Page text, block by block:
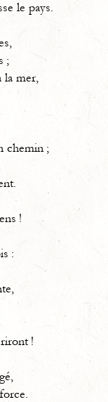
le pays.
;
la mer,
chemin ;
!
:
!